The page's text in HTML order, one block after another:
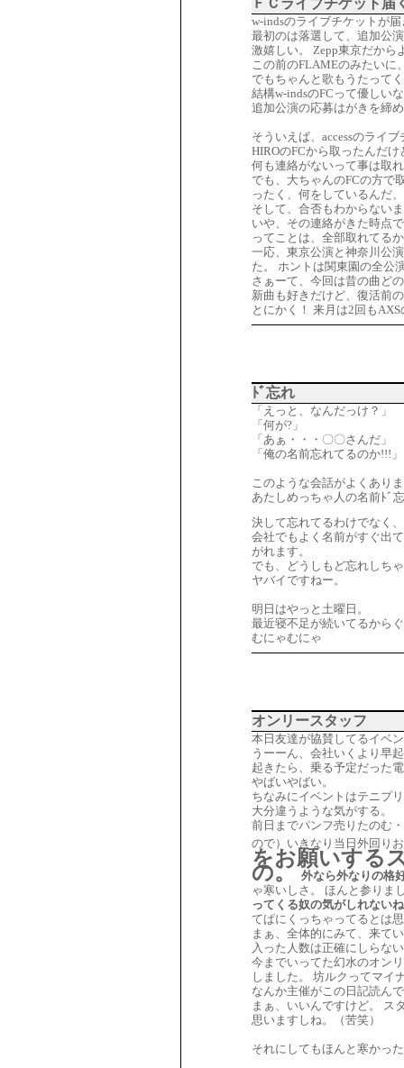
ＦＣライブチケット届
w-indsのライブチケットが
最初のは落選して、追加公
激嬉しい。 Zepp東京だから
この前のFLAMEのみたいに
でもちゃんと歌もうたって
結構w-indsのFCって優しい
追加公演の応募はがきを締
そういえば、accessのライ
HIROのFCから取ったんだ
何も連絡がないって事は取
でも、大ちゃんのFCの方で
ったく、何をしているんだ
そして、合否もわからない
いや、その連絡がきた時点
ってことは、全部取れてる
一応、東京公演と神奈川公
た。 ホントは関東園の全公
さぁーて、今回は昔の曲ど
新曲も好きだけど、復活前
とにかく！ 来月は2回も
ﾄﾞ忘れ
「えっと、なんだっけ？」
「何が?」
「あぁ・・・〇〇さんだ」
「俺の名前忘れてるのか!!!」
このような会話がよくあり
あたしめっちゃ人の名前ﾄﾞ
決して忘れてるわけでなく、
会社でもよく名前がすぐ出
がれます。
でも、どうしもど忘れしち
ヤバイですねー。
明日はやっと土曜日。
最近寝不足が続いてるから
むにゃむにゃ
オンリースタッフ
本日友達が協賛してるイベ
うーーん、会社いくより早
起きたら、乗る予定だった
やばいやばい。
ちなみにイベントはテニプ
大分違うような気がする。
前日までパンフ売りたのむ
ので）いきなり当日外回り
をお願いする
の。外なら外なりの格
ゃ寒いしさ。 ほんと参りま
ってくる奴の気がしれない
てぱにくっちゃってるとは
まぁ、全体的にみて、来て
入った人数は正確にしらな
今までいってた幻水のオン
しました。 坊ルクってマイ
なんか主催がこの日記読ん
まぁ、いいんですけど。 ス
思いますしね。（苦笑）
それにしてもほんと寒かっ